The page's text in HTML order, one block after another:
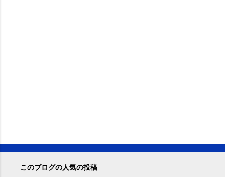
このブログの人気の投稿